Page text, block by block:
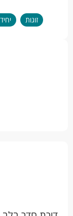
זוגות